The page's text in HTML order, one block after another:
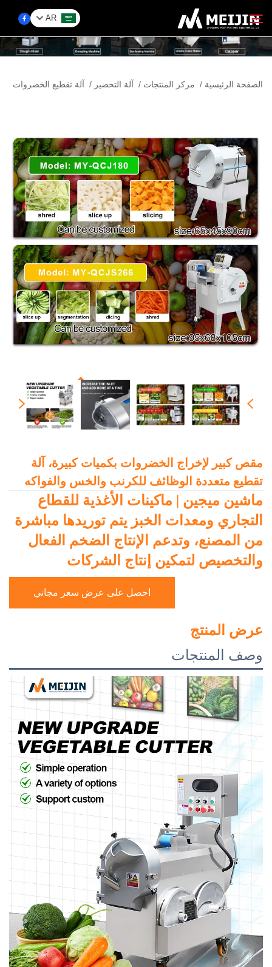
AR
الشركة
مركز المنتجات
الخدمات
اتصل بنا
ابحث
الصفحة الرئيسية / مركز المنتجات / آلة التحضير / آلة تقطيع الخضروات
مقص كبير لإخراج الخضروات بكميات كبيرة، آلة
تقطيع متعددة الوظائف للكرنب والخس والفواكه
ماشين ميجين | ماكينات الأغذية للقطاع
التجاري ومعدات الخبز يتم توريدها مباشرة
من المصنع، وتدعم الإنتاج الضخم الفعال
والتخصيص لتمكين إنتاج الشركات
احصل على عرض سعر مجاني
عرض المنتج
وصف المنتجات